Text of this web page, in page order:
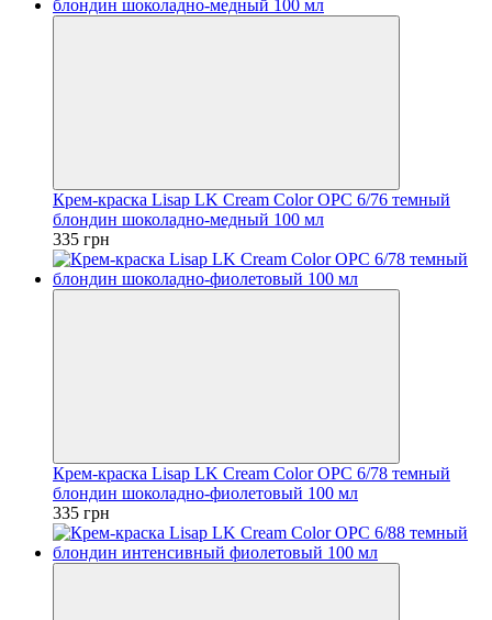
Крем-краска Lisap LK Cream Color OPC 6/76 темный
блондин шоколадно-медный 100 мл
335 грн
Крем-краска Lisap LK Cream Color OPC 6/78 темный
блондин шоколадно-фиолетовый 100 мл
335 грн